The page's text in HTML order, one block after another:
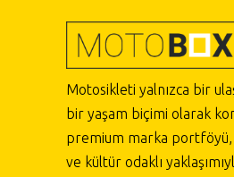
Motosikleti yalnızca bir
bir yaşam biçimi olarak
premium marka portföyü,
ve kültür odaklı